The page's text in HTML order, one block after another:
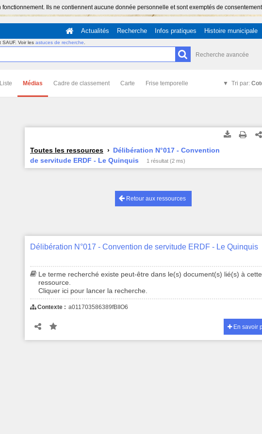
Ils ne contiennent aucune donnée personnelle et sont exemptés de
Actualités Recherche Infos pratiques Histoire municipale
Voir les astuces de recherche
Recherche avancée
Liste Médias Cadre de classement Carte Frise temporelle Tri par:
Toutes les ressources
Délibération N°017 - Convention
de servitude ERDF - Le Quinquis
1 résultat (2 ms)
Retour aux ressources
Délibération N°017 - Convention de servitude ERDF - Le Quinquis
Le terme recherché existe peut-être dans le(s) document(s) lié(s) à cette
ressource.
Cliquer ici pour lancer la recherche.
Contexte : a011703586389fBIIO6
En savoir